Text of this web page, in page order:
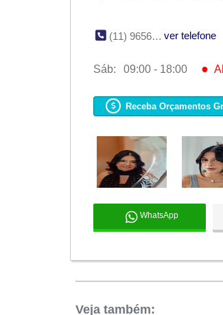
(11) 9656-35176 ver telefone
Sáb: 09:00 - 18:00 ●
09:00 - 18:00
Qua:
09:00 - 18:00
09:00 - 18:00
09:00 - 18:00
Dom:
Fechado
Receba Orçamentos
WhatsApp
Veja também: